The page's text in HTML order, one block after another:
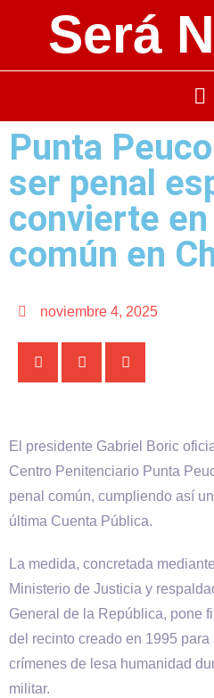
Será
Punta
ser penal
convierte en
común en
noviembre 4, 2025
El presidente Gabriel Boric
Centro Penitenciario Punta
penal común, cumpliendo así
última Cuenta Pública.
La medida, concretada
Ministerio de Justicia y
General de la República, pone
del recinto creado en 1995
crímenes de lesa humanidad
militar.